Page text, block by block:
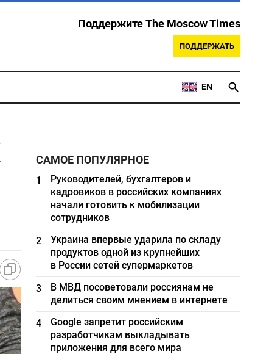
Поддержите The Moscow Times
ПОДДЕРЖАТЬ
EN
САМОЕ ПОПУЛЯРНОЕ
1
Руководителей, бухгалтеров и
кадровиков в российских компаниях
начали готовить к мобилизации
сотрудников
2
Украина впервые ударила по складу
продуктов одной из крупнейших
в России сетей супермаркетов
3
В МВД посоветовали россиянам не
делиться своим мнением в интернете
4
Google запретит российским
разработчикам выкладывать
приложения для всего мира